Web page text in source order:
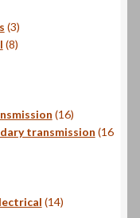
33
produits
88
1616
produits
transmission 16
1414